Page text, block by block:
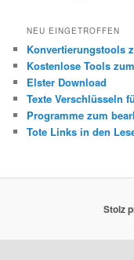
NEU EINGETROFFEN
Konvertierungstools
Kostenlose Tools
Elster Download
Texte Verschlüsseln
Programme zum
Tote Links in den
Stolz